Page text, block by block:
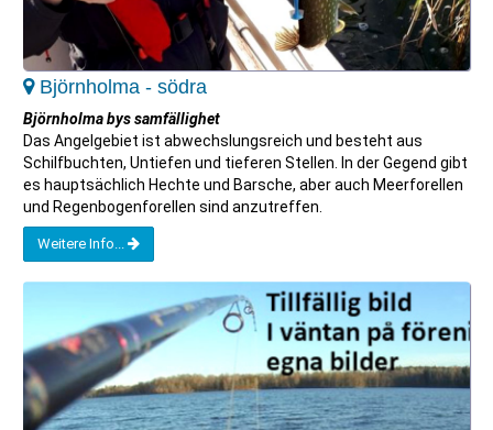
Björnholma - södra
Björnholma bys samfällighet
Das Angelgebiet ist abwechslungsreich und besteht aus
Schilfbuchten, Untiefen und tieferen Stellen. In der Gegend gibt
es hauptsächlich Hechte und Barsche, aber auch Meerforellen
und Regenbogenforellen sind anzutreffen.
Weitere Info...